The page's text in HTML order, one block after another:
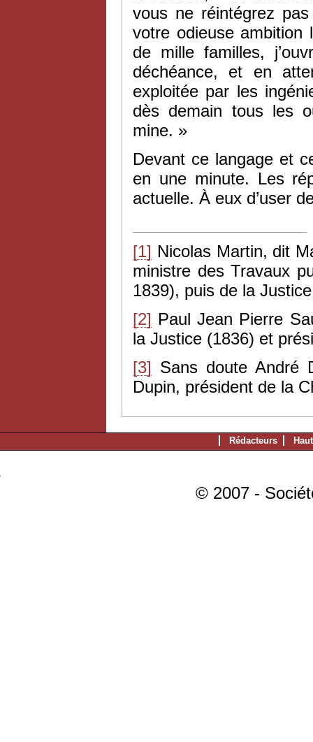
vous ne réintégrez
votre odieuse ambition
de mille familles,
déchéance, et en
exploitée par les
dès demain tous les
mine. »
Devant ce langage et
en une minute. Les
actuelle. À eux d’user
[1] Nicolas Martin, dit
ministre des Travaux
1839), puis de la
[2] Paul Jean Pierre
la Justice (1836) et
[3] Sans doute André
Dupin, président de la
Rédacteurs
© 2007 -